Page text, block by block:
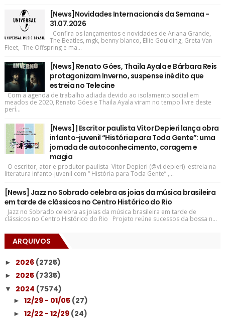
[News]Novidades Internacionais da Semana -
31.07.2026
Confira os lançamentos e novidades de Ariana Grande,
The Beatles, mgk, benny blanco, Ellie Goulding, Greta Van
Fleet, The Offspring e ma...
[News] Renato Góes, Thaila Ayala e Bárbara Reis
protagonizam Inverno, suspense inédito que
estreia no Telecine
Com a agenda de trabalho adiada devido ao isolamento social em
meados de 2020, Renato Góes e Thaila Ayala viram no tempo livre deste
perí...
[News] | Escritor paulista Vítor Depieri lança obra
infanto-juvenil “História para Toda Gente”: uma
jornada de autoconhecimento, coragem e
magia
O escritor, ator e produtor paulista Vítor Depieri (@vi.depieri) estreia na
literatura infanto-juvenil com “ História para Toda Gente” ,...
[News] Jazz no Sobrado celebra as joias da música brasileira
em tarde de clássicos no Centro Histórico do Rio
Jazz no Sobrado celebra as joias da música brasileira em tarde de
clássicos no Centro Histórico do Rio Projeto reúne sucessos da bossa n...
ARQUIVOS
► 2026 (2725)
► 2025 (7335)
▼ 2024 (7574)
► 12/29 - 01/05 (27)
► 12/22 - 12/29 (24)